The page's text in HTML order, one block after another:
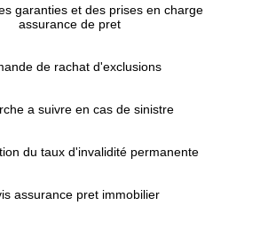
garanties et des prises en charge
assurance de pret
de rachat d'exclusions
a suivre en cas de sinistre
du taux d'invalidité permanente
assurance pret immobilier